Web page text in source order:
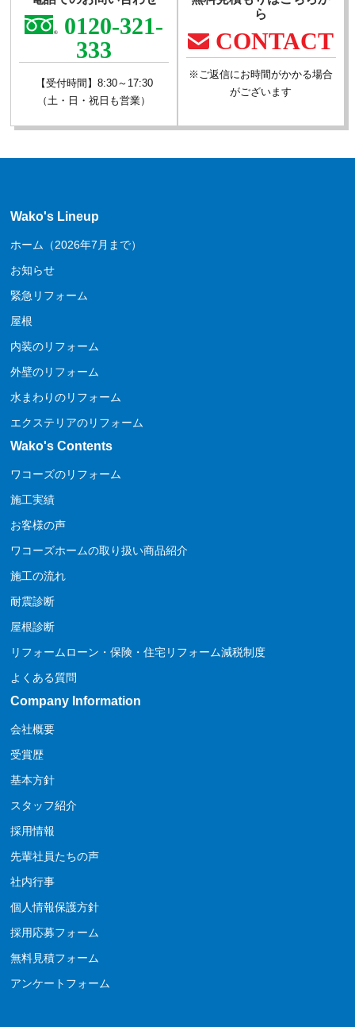
0120-321-
333
【受付時間】8:30～17:30
（土・日・祝日も営業）
ら
CONTACT
※ご返信にお時間がかかる場合
がございます
Wako's Lineup
ホーム（2026年7月まで）
お知らせ
緊急リフォーム
屋根
内装のリフォーム
外壁のリフォーム
水まわりのリフォーム
エクステリアのリフォーム
Wako's Contents
ワコーズのリフォーム
施工実績
お客様の声
ワコーズホームの取り扱い商品紹介
施工の流れ
耐震診断
屋根診断
リフォームローン・保険・住宅リフォーム減税制度
よくある質問
Company Information
会社概要
受賞歴
基本方針
スタッフ紹介
採用情報
先輩社員たちの声
社内行事
個人情報保護方針
採用応募フォーム
無料見積フォーム
アンケートフォーム